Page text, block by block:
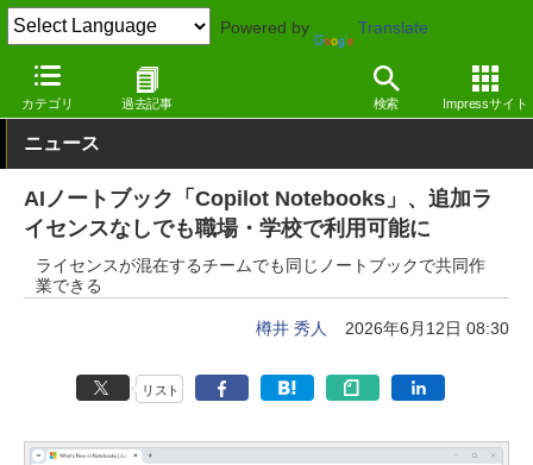
Powered by Translate
カテゴリ 過去記事 検索 Impressサイト
窓の杜 生成AI Copilot
ニュース
AIノートブック「Copilot Notebooks」、追加ラ
イセンスなしでも職場・学校で利用可能に
ライセンスが混在するチームでも同じノートブックで共同作
業できる
樽井 秀人 2026年6月12日 08:30
リスト